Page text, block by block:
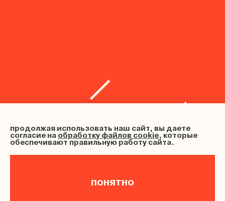
продолжая использовать наш сайт, вы даете
согласие на обработку файлов cookie, которые
обеспечивают правильную работу сайта.
понятно